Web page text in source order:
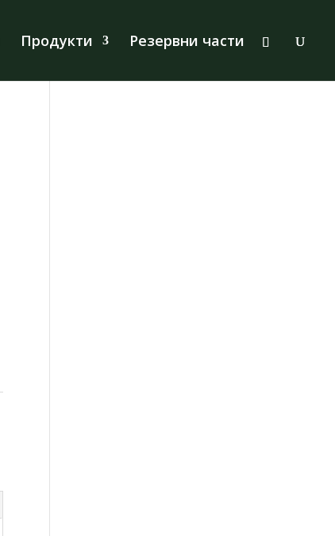
Продукти Резервни части